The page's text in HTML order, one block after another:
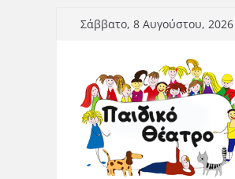
Μετάβαση
Σάββατο, 8 Αυγούστου, 2026